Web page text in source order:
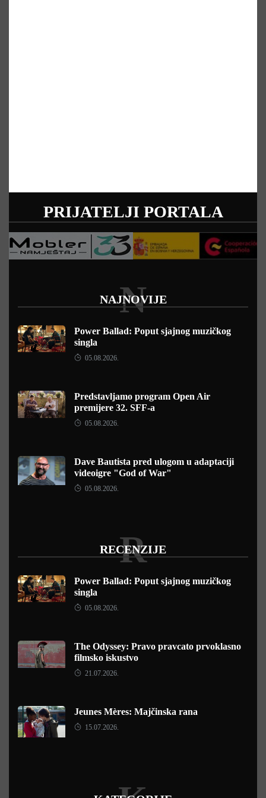
PRIJATELJI PORTALA
NAJNOVIJE
N
Power Ballad: Poput sjajnog muzičkog
singla
05.08.2026.
Predstavljamo program Open Air
premijere 32. SFF-a
05.08.2026.
Dave Bautista pred ulogom u adaptaciji
videoigre "God of War"
05.08.2026.
RECENZIJE
R
Power Ballad: Poput sjajnog muzičkog
singla
05.08.2026.
The Odyssey: Pravo pravcato prvoklasno
filmsko iskustvo
21.07.2026.
Jeunes Mères: Majčinska rana
15.07.2026.